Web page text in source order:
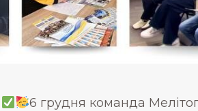
6 грудня команда